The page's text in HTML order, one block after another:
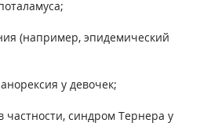
(например, эпидемический
у девочек;
синдром Тернера у